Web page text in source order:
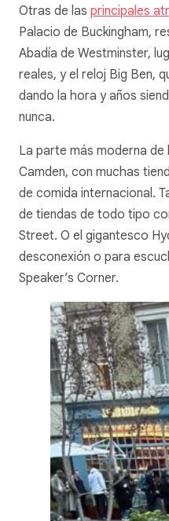
Otras de las principales
Palacio de Buckingham,
Abadía de Westminster,
reales, y el reloj Big Ben,
dando la hora y años
nunca.
La parte más moderna de
Camden, con muchas
de comida internacional.
de tiendas de todo tipo
Street. O el gigantesco
desconexión o para
Speaker’s Corner.